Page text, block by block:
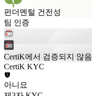
펀더멘털 건전성
팀 인증
CertiK에서 검증되지 않음
CertiK KYC
아니요